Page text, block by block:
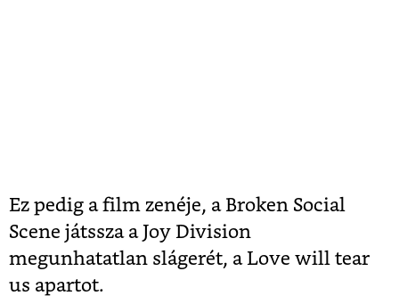
Ez pedig a film zenéje, a Broken Social
Scene játssza a Joy Division
megunhatatlan slágerét, a Love will tear
us apartot.